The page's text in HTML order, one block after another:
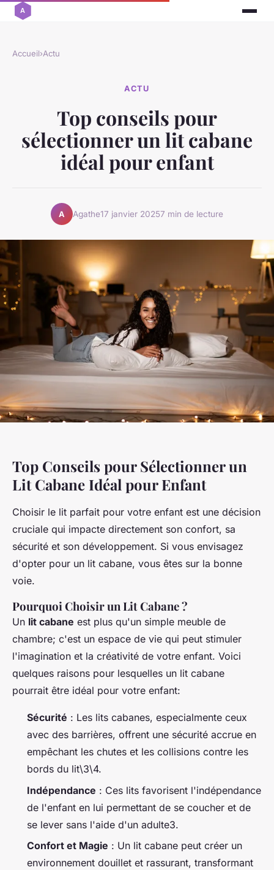
Accueil›Actu
ACTU
Top conseils pour
sélectionner un lit cabane
idéal pour enfant
A Agathe17 janvier 20257 min de lecture
Top Conseils pour Sélectionner un
Lit Cabane Idéal pour Enfant
Choisir le lit parfait pour votre enfant est une décision
cruciale qui impacte directement son confort, sa
sécurité et son développement. Si vous envisagez
d'opter pour un lit cabane, vous êtes sur la bonne
voie.
Pourquoi Choisir un Lit Cabane ?
Un lit cabane est plus qu'un simple meuble de
chambre; c'est un espace de vie qui peut stimuler
l'imagination et la créativité de votre enfant. Voici
quelques raisons pour lesquelles un lit cabane
pourrait être idéal pour votre enfant:
Sécurité : Les lits cabanes, especialmente ceux
avec des barrières, offrent une sécurité accrue en
empêchant les chutes et les collisions contre les
bords du lit\3\4.
Indépendance : Ces lits favorisent l'indépendance
de l'enfant en lui permettant de se coucher et de
se lever sans l'aide d'un adulte3.
Confort et Magie : Un lit cabane peut créer un
environnement douillet et rassurant, transformant